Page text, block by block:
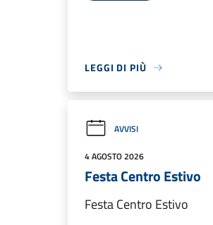
LEGGI DI PIÙ
AVVISI
4 AGOSTO 2026
Festa Centro Estivo
Festa Centro Estivo